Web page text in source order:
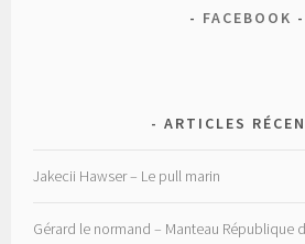
FACEBOOK
ARTICLES
Jakecii Hawser – Le pull marin
Gérard le normand – Manteau République